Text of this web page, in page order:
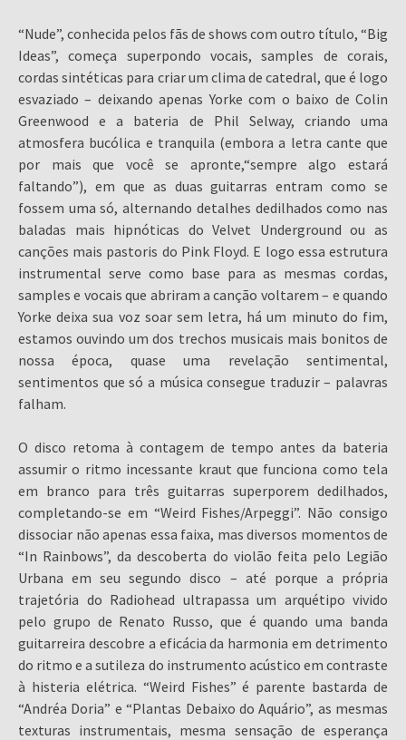
“Nude”, conhecida pelos fãs de shows com outro título, “Big
Ideas”, começa superpondo vocais, samples de corais,
cordas sintéticas para criar um clima de catedral, que é logo
esvaziado – deixando apenas Yorke com o baixo de Colin
Greenwood e a bateria de Phil Selway, criando uma
atmosfera bucólica e tranquila (embora a letra cante que
por mais que você se apronte,“sempre algo estará
faltando”), em que as duas guitarras entram como se
fossem uma só, alternando detalhes dedilhados como nas
baladas mais hipnóticas do Velvet Underground ou as
canções mais pastoris do Pink Floyd. E logo essa estrutura
instrumental serve como base para as mesmas cordas,
samples e vocais que abriram a canção voltarem – e quando
Yorke deixa sua voz soar sem letra, há um minuto do fim,
estamos ouvindo um dos trechos musicais mais bonitos de
nossa época, quase uma revelação sentimental,
sentimentos que só a música consegue traduzir – palavras
falham.
O disco retoma à contagem de tempo antes da bateria
assumir o ritmo incessante kraut que funciona como tela
em branco para três guitarras superporem dedilhados,
completando-se em “Weird Fishes/Arpeggi”. Não consigo
dissociar não apenas essa faixa, mas diversos momentos de
“In Rainbows”, da descoberta do violão feita pelo Legião
Urbana em seu segundo disco – até porque a própria
trajetória do Radiohead ultrapassa um arquétipo vivido
pelo grupo de Renato Russo, que é quando uma banda
guitarreira descobre a eficácia da harmonia em detrimento
do ritmo e a sutileza do instrumento acústico em contraste
à histeria elétrica. “Weird Fishes” é parente bastarda de
“Andréa Doria” e “Plantas Debaixo do Aquário”, as mesmas
texturas instrumentais, mesma sensação de esperança